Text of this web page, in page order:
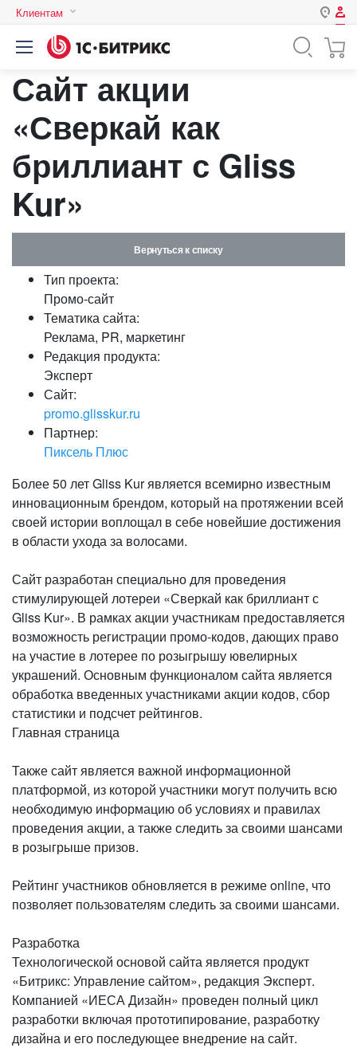
Клиентам
Авторизация
Логин
Пароль
компьютере
Забыли свой пароль?
или войдите с помощью
Сайт акции
«Сверкай как
бриллиант с Gliss
Kur»
Вернуться к списку
Тип проекта:
Промо-сайт
Тематика сайта:
Реклама, PR, маркетинг
Редакция продукта:
Эксперт
Сайт:
promo.glisskur.ru
Партнер:
Пиксель Плюс
Более 50 лет Gliss Kur является всемирно известным
инновационным брендом, который на протяжении всей
своей истории воплощал в себе новейшие достижения
в области ухода за волосами.
Сайт разработан специально для проведения
стимулирующей лотереи «Сверкай как бриллиант с
Gliss Kur». В рамках акции участникам предоставляется
возможность регистрации промо-кодов, дающих право
на участие в лотерее по розыгрышу ювелирных
украшений. Основным функционалом сайта является
обработка введенных участниками акции кодов, сбор
статистики и подсчет рейтингов.
Главная страница
Также сайт является важной информационной
платформой, из которой участники могут получить всю
необходимую информацию об условиях и правилах
проведения акции, а также следить за своими шансами
в розыгрыше призов.
Рейтинг участников обновляется в режиме online, что
позволяет пользователям следить за своими шансами.
Разработка
Технологической основой сайта является продукт
«Битрикс: Управление сайтом», редакция Эксперт.
Компанией «ИЕСА Дизайн» проведен полный цикл
разработки включая прототипирование, разработку
дизайна и его последующее внедрение на сайт.